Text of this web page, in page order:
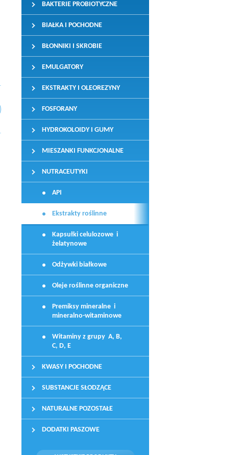
BAKTERIE PROBIOTYCZNE
BIAŁKA I POCHODNE
BŁONNIKI I SKROBIE
EMULGATORY
EKSTRAKTY I OLEOREZYNY
FOSFORANY
HYDROKOLOIDY I GUMY
MIESZANKI FUNKCJONALNE
NUTRACEUTYKI
API
Ekstrakty roślinne
Kapsułki celulozowe i
żelatynowe
Odżywki białkowe
Oleje roślinne organiczne
Premiksy mineralne i
mineralno-witaminowe
Witaminy z grupy A, B,
C, D, E
KWASY I POCHODNE
SUBSTANCJE SŁODZĄCE
NATURALNE POZOSTAŁE
DODATKI PASZOWE